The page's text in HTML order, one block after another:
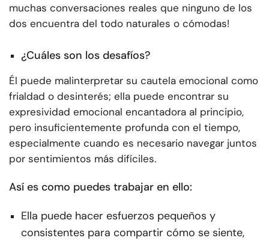
muchas conversaciones reales que ninguno de los
dos encuentra del todo naturales o cómodas!
¿Cuáles son los desafíos?
Él puede malinterpretar su cautela emocional como
frialdad o desinterés; ella puede encontrar su
expresividad emocional encantadora al principio,
pero insuficientemente profunda con el tiempo,
especialmente cuando es necesario navegar juntos
por sentimientos más difíciles.
Así es como puedes trabajar en ello:
Ella puede hacer esfuerzos pequeños y
consistentes para compartir cómo se siente,